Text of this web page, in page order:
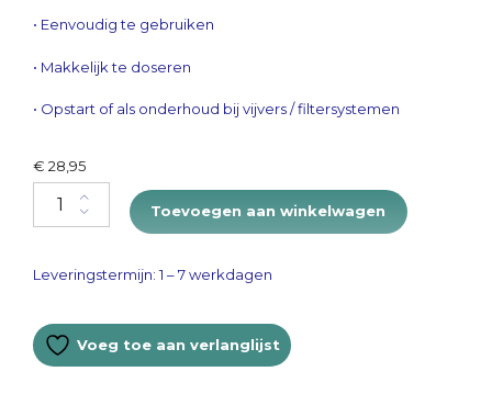
• Eenvoudig te gebruiken
• Makkelijk te doseren
• Opstart of als onderhoud bij vijvers / filtersystemen
€ 28,95
Pure Pond 1000ml (Slow releasing Bacteria Gell balls) quantity
Toevoegen aan winkelwagen
Leveringstermijn: 1 – 7 werkdagen
Voeg toe aan verlanglijst